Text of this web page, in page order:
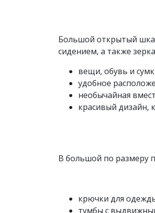
Большой открытый
сидением, а также
вещи, обувь и
удобное
необычайная
красивый дизайн,
В большой по размеру
крючки для
тумбы с